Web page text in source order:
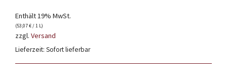
Enthält 19% MwSt.
(53,07€/ 1 L)
zzgl. Versand
Lieferzeit: Sofort lieferbar